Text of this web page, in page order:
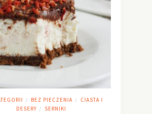
/ BEZ PIECZENIA /
CIASTA I
DESERY / SERNIKI